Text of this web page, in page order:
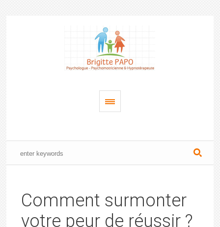
Comment surmonter
votre peur de réussir ?